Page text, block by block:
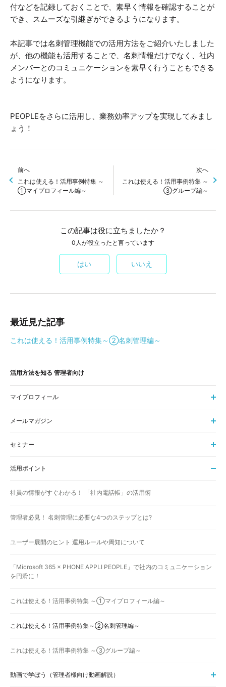
付などを記録しておくことで、素早く情報を確認することが
でき、スムーズな引継ぎができるようになります。
本記事では名刺管理機能での活用方法をご紹介いたしました
が、他の機能も活用することで、名刺情報だけでなく、社内
メンバーとのコミュニケーションを素早く行うこともできる
ようになります。
PEOPLEをさらに活用し、業務効率アップを実現してみまし
ょう！
前へ
これは使える！活用事例特集 ～
①マイプロフィール編～
次へ
これは使える！活用事例特集 ～
③グループ編～
この記事は役に立ちましたか？
0人が役立ったと言っています
はい いいえ
最近見た記事
これは使える！活用事例特集～②名刺管理編～
活用方法を知る 管理者向け​
マイプロフィール
メールマガジン
セミナー
活用ポイント
社員の情報がすぐわかる！ 「社内電話帳」の活用術
管理者必見！ 名刺管理に必要な4つのステップとは?
ユーザー展開のヒント 運用ルールや周知について
「Microsoft 365 × PHONE APPLI PEOPLE」で社内のコミュニケーション
を円滑に！
これは使える！活用事例特集 ～①マイプロフィール編～
これは使える！活用事例特集～②名刺管理編～
これは使える！活用事例特集 ～③グループ編～
動画で学ぼう（管理者様向け動画解説）